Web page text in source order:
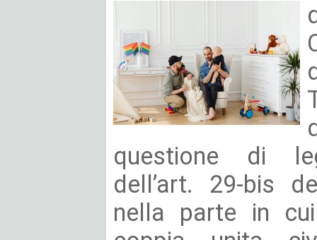
questione di
dell’art. 29-bis
nella parte in